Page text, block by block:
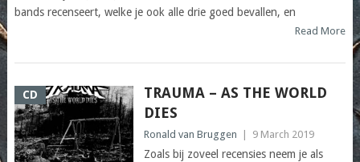
bands recenseert, welke je ook alle drie goed bevallen, en
Read More
CD
TRAUMA – AS THE WORLD
DIES
Ronald van Bruggen 9 March 2019
Zoals bij zoveel recensies neem je als